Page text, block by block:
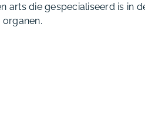
arts die gespecialiseerd is in